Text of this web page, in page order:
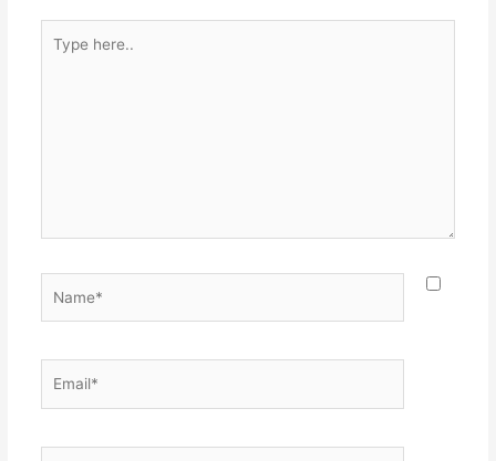
here..